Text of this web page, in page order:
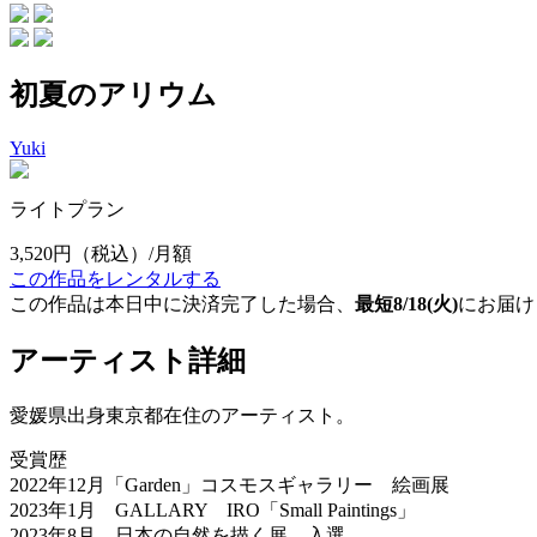
初夏のアリウム
Yuki
ライトプラン
3,520円
（税込）/月額
この作品をレンタルする
この作品は本日中に決済完了した場合、 最短8/18(火)にお届
アーティスト詳細
愛媛県出身東京都在住のアーティスト。
受賞歴
2022年12月「Garden」コスモスギャラリー 絵画展
2023年1月 GALLARY IRO「Small Paintings」